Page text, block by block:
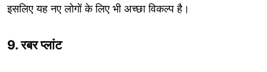
इसलिए यह नए लोगों के लिए भी अच्छा विकल्प है।
9. रबर प्लांट